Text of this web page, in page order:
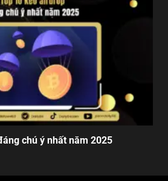
chú ý nhất năm 2025